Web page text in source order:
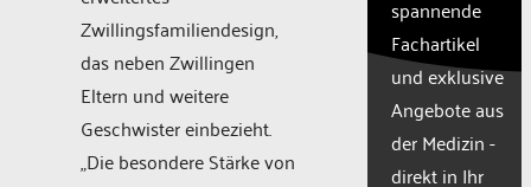
Zwillingsfamiliendesign,
das neben Zwillingen
Eltern und weitere
Geschwister einbezieht.
„Die besondere Stärke von
list of
used.
Powered
Consent
spannende
Fachartikel
und exklusive
Angebote aus
der Medizin -
direkt in Ihr